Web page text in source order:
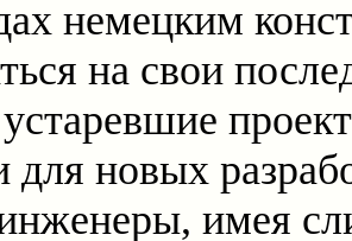
немецким
на свои
для новых
имея